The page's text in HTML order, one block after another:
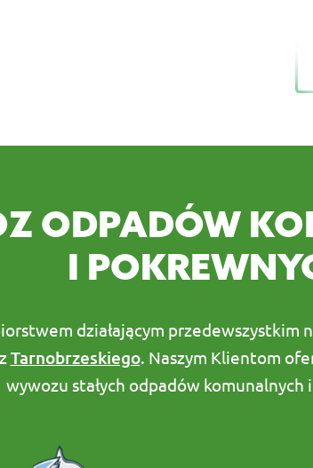
ODPADÓW
I
działającym przedewszystkim
Tarnobrzeskiego. Naszym Klientom
wywozu stałych odpadów komunalnych